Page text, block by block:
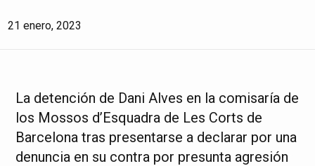
21 enero, 2023
La detención de Dani Alves en la comisaría de
los Mossos d’Esquadra de Les Corts de
Barcelona tras presentarse a declarar por una
denuncia en su contra por presunta agresión